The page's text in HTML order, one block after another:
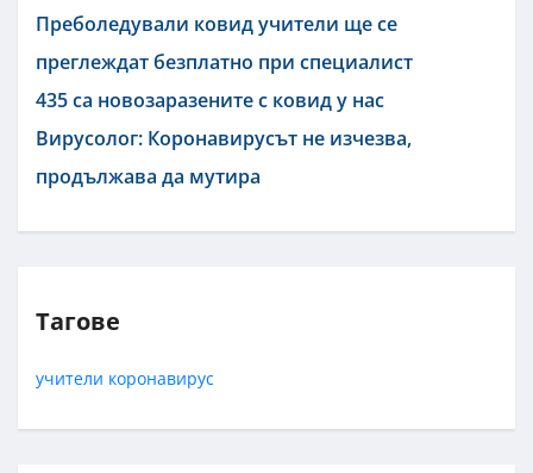
Преболедували ковид учители ще се
преглеждат безплатно при специалист
435 са новозаразените с ковид у нас
Вирусолог: Коронавирусът не изчезва,
продължава да мутира
Тагове
учители коронавирус